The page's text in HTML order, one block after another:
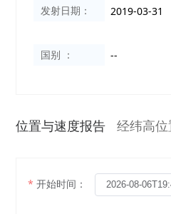
发射日期： 2019-03-31
国别 ： --
位置与速度报告 经纬高
开始时间：